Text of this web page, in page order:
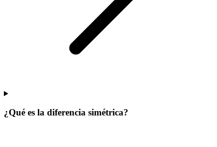
¿Qué es la diferencia simétrica?